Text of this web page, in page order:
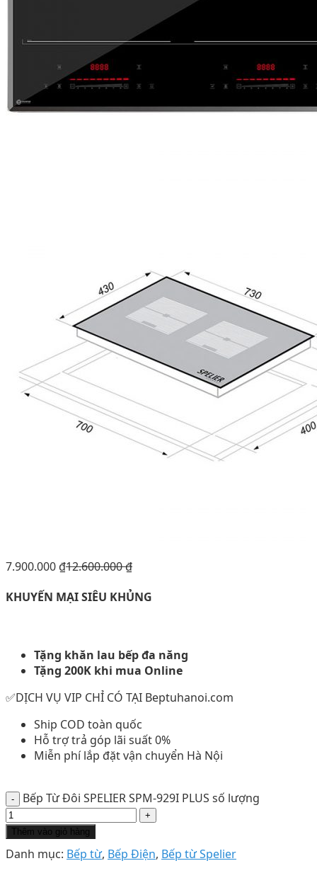
7.900.000 ₫12.600.000₫
KHUYẾN MẠI SIÊU KHỦNG
Tặng khăn lau bếp đa năng
Tặng 200K khi mua Online
✅DỊCH VỤ VIP CHỈ CÓ TẠI Beptuhanoi.com
Ship COD toàn quốc
Hỗ trợ trả góp lãi suất 0%
Miễn phí lắp đặt vận chuyển Hà Nội
Bếp Từ Đôi SPELIER SPM-929I PLUS số lượng
Thêm vào giỏ hàng
Danh mục: Bếp từ, Bếp Điện, Bếp từ Spelier